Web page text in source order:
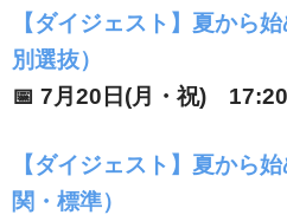
【ダイジェスト】夏から
別選抜）
📅 7月20日(月・祝)
【ダイジェスト】夏から
関・標準）